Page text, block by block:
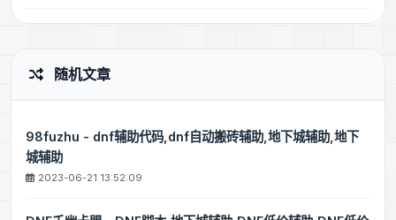
随机文章
98fuzhu - dnf辅助代码,dnf自动搬砖辅助,地下城辅助,地下
城辅助
2023-06-21 13:52:09